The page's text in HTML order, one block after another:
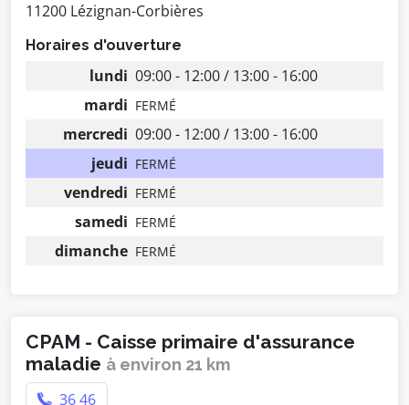
11200 Lézignan-Corbières
Horaires d'ouverture
lundi 09:00 - 12:00 / 13:00 - 16:00
mardi FERMÉ
mercredi 09:00 - 12:00 / 13:00 - 16:00
jeudi FERMÉ
vendredi FERMÉ
samedi FERMÉ
dimanche FERMÉ
CPAM - Caisse primaire d'assurance
maladie à environ 21 km
36 46